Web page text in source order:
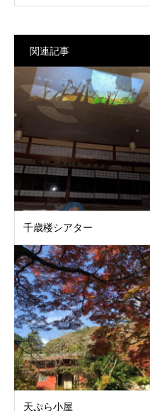
関連記事
千歳楼シアター
天ぷら小屋